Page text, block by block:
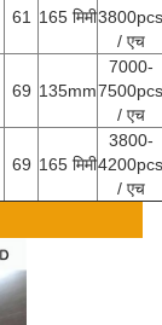
61 165 मिमी3800pcs
/ एच
69 135mm
7000-
7500pcs
/ एच
69 165 मिमी
3800-
4200pcs
/ एच